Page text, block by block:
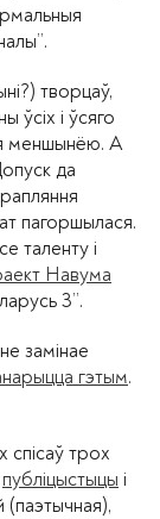
творцаў,
ўсіх і ўсяго
меншынёю. А
да
пагоршылася.
таленту і
Навума
3”.
замінае
гэтым.
спісаў трох
публіцыстыцы і
(паэтычная),